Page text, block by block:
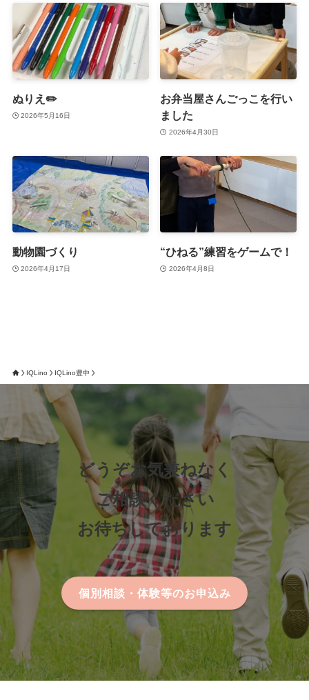
ぬりえ✏️
2026年5月16日
お弁当屋さんごっこを行い
ました
2026年4月30日
動物園づくり
2026年4月17日
“ひねる”練習をゲームで！
2026年4月8日
IQLino IQLino豊中
どうぞお気兼ねなく
ご相談ください
お待ちしております
個別相談・体験等のお申込み